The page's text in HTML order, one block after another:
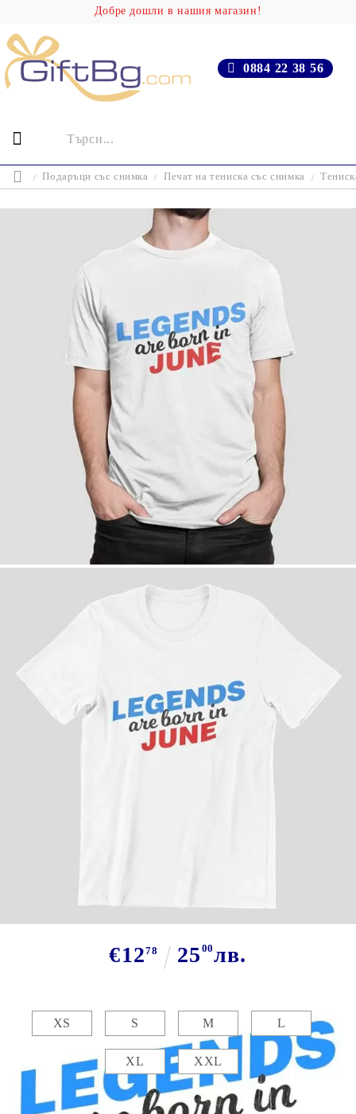
Добре дошли в нашия магазин!
0884 22 38 56
Подаръци със снимка Печат на тениска със снимка
Тениска - Legends are born in June
€1278 25 00лв.
XS S M L
XL XXL
Коментар към поръчката: